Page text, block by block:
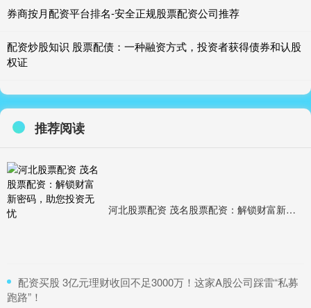
券商按月配资平台排名-安全正规股票配资公司推荐
配资炒股知识 股票配债：一种融资方式，投资者获得债券和认股
权证
推荐阅读
河北股票配资 茂名股票配资：解锁财富新密码，助您投资无忧
​配资买股 3亿元理财收回不足3000万！这家A股公司踩雷“私募
跑路”！